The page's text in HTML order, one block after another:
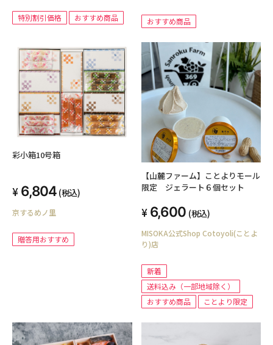
特別割引価格 おすすめ商品 おすすめ商品
彩小箱10号箱
6,804 (税込)
京するめノ里
贈答用おすすめ
【山麓ファーム】ことよりモール
限定 ジェラート６個セット
6,600 (税込)
MISOKA公式Shop Cotoyoli(ことよ
り)店
新着
送料込み（一部地域除く）
おすすめ商品
ことより限定